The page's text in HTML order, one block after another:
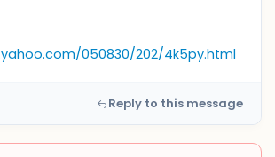
050830/202/4k5py.html
Reply to this message